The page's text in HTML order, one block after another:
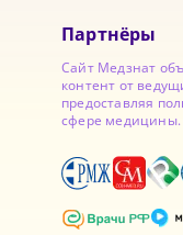
Партнёры
Сайт Медзнат
контент от
предоставляя
сфере медицины.